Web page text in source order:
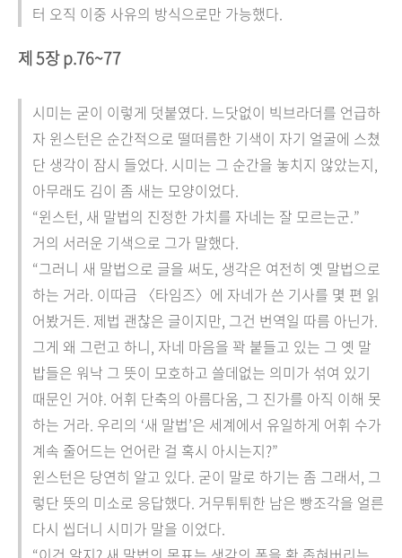
터 오직 이중 사유의 방식으로만 가능했다.
제 5장 p.76~77
시미는 굳이 이렇게 덧붙였다. 느닷없이 빅브라더를 언급하
자 윈스턴은 순간적으로 떨떠름한 기색이 자기 얼굴에 스쳤
단 생각이 잠시 들었다. 시미는 그 순간을 놓치지 않았는지,
아무래도 김이 좀 새는 모양이었다.
“윈스턴, 새 말법의 진정한 가치를 자네는 잘 모르는군.”
거의 서러운 기색으로 그가 말했다.
“그러니 새 말법으로 글을 써도, 생각은 여전히 옛 말법으로
하는 거라. 이따금 〈타임즈〉에 자네가 쓴 기사를 몇 편 읽
어봤거든. 제법 괜찮은 글이지만, 그건 번역일 따름 아닌가.
그게 왜 그런고 하니, 자네 마음을 꽉 붙들고 있는 그 옛 말
밥들은 워낙 그 뜻이 모호하고 쓸데없는 의미가 섞여 있기
때문인 거야. 어휘 단축의 아름다움, 그 진가를 아직 이해 못
하는 거라. 우리의 ‘새 말법’은 세계에서 유일하게 어휘 수가
계속 줄어드는 언어란 걸 혹시 아시는지?”
윈스턴은 당연히 알고 있다. 굳이 말로 하기는 좀 그래서, 그
렇단 뜻의 미소로 응답했다. 거무튀튀한 남은 빵조각을 얼른
다시 씹더니 시미가 말을 이었다.